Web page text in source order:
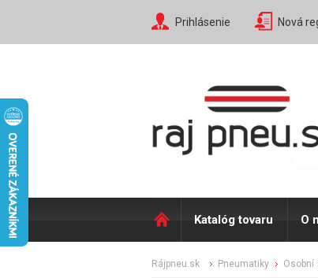
Prihlásenie Nová
Katalóg tovaru O
rájpneu.sk pneumatiky osobní